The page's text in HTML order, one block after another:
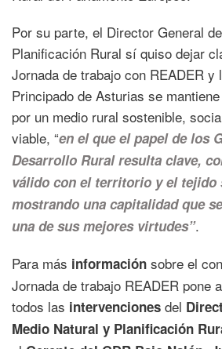
Por su parte, el Director General
Planificación Rural sí quiso dejar
Jornada de trabajo con READER y
Principado de Asturias se
por un medio rural sostenible,
viable, “en el que el papel de los
Desarrollo Rural resulta clave,
válido con el territorio y el tejido
mostrando una capitalidad que
una de sus mejores virtudes”.
Para más información sobre el
Jornada de trabajo READER pone
todos las intervenciones del
Medio Natural y Planificación